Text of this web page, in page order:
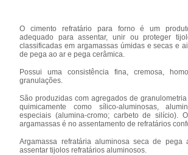
O cimento refratário para forno é um
adequado para assentar, unir ou proteger
classificadas em argamassas úmidas e secas e
de pega ao ar e pega cerâmica.
Possui uma consistência fina, cremosa,
granulações.
São produzidas com agregados de
quimicamente como sílico-aluminosas,
especiais (alumina-cromo; carbeto de silício).
argamassas é no assentamento de refratários
Argamassa refratária aluminosa seca de pega
assentar tijolos refratários aluminosos.